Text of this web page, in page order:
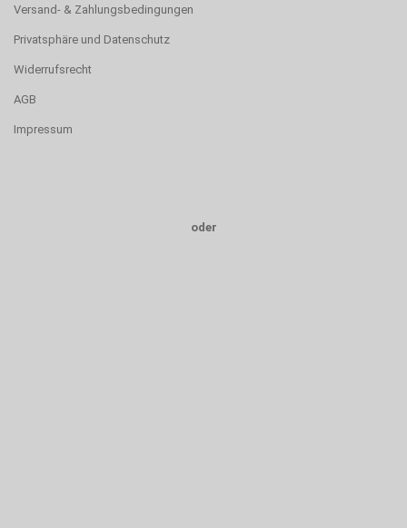
Versand- & Zahlungsbedingungen
Privatsphäre und Datenschutz
Widerrufsrecht
AGB
Impressum
oder